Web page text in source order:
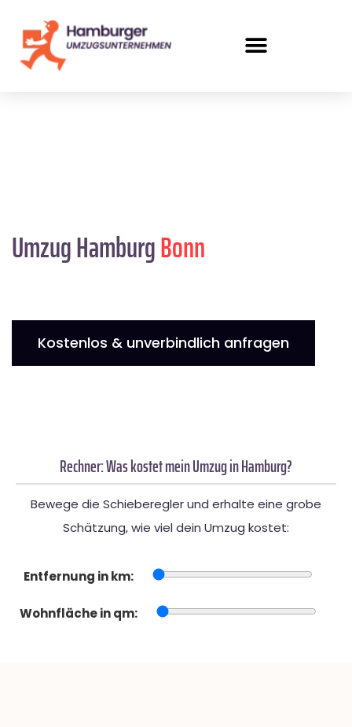
Umzug HamburgBonn
Kostenlos & unverbindlich anfragen
Rechner: Was kostet mein Umzug in Hamburg?
Bewege die Schieberegler und erhalte eine grobe
Schätzung, wie viel dein Umzug kostet:
Entfernung in km:
Wohnfläche in qm: